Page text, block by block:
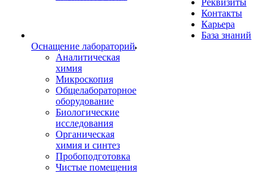
Оснащение лабораторий
Аналитическая
химия
Микроскопия
Общелабораторное
оборудование
Биологические
исследования
Органическая
химия и синтез
Пробоподготовка
Чистые помещения
Реквизиты
Контакты
Карьера
База знаний